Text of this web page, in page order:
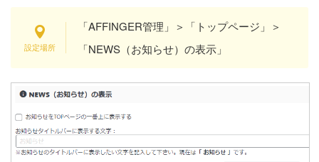
「AFFINGER管理」＞「トップページ」＞
「NEWS（お知らせ）の表示」